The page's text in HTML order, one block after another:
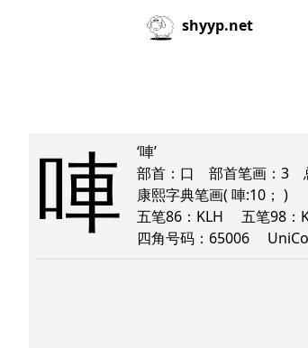
shyyp.net
唓
‘唓’
部首： 口 部首笔画： 3
康熙字典笔画( 唓:10； )
五笔86： KLH 五笔98：
四角号码： 65006